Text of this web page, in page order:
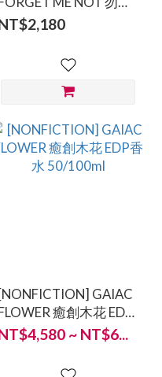
身體乳 300ml
[NONFICTION] GAIAC
癒創木花 EDP
水 50/100ml~ NT$6...